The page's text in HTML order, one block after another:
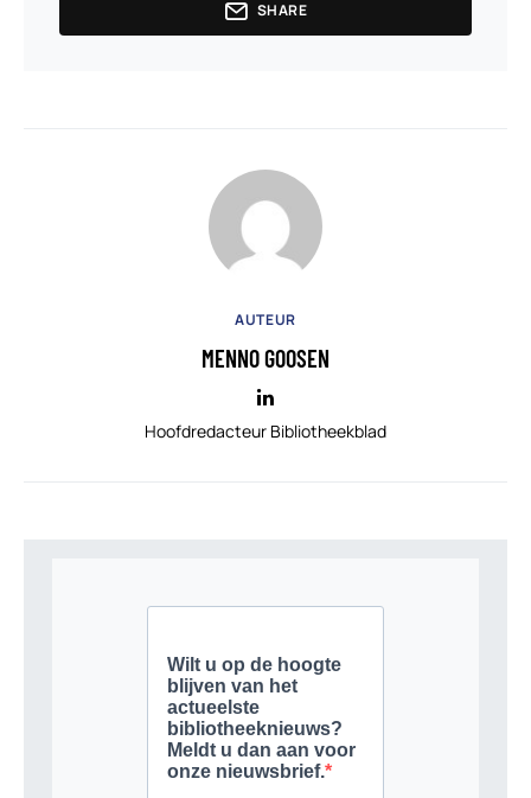
SHARE
AUTEUR
MENNO GOOSEN
Hoofdredacteur Bibliotheekblad